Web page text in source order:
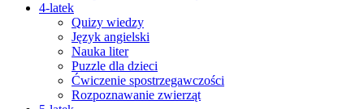
4-latek
Quizy wiedzy
Język angielski
Nauka liter
Puzzle dla dzieci
Ćwiczenie spostrzegawczości
Rozpoznawanie zwierząt